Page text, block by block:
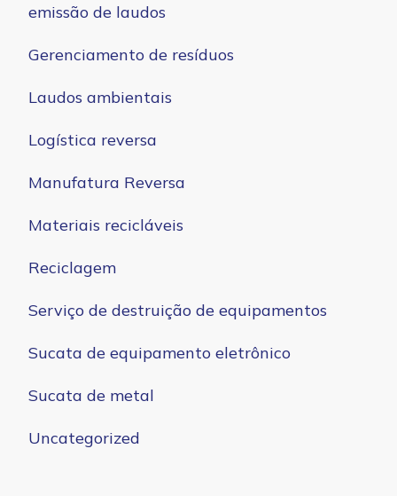
emissão de laudos
Gerenciamento de resíduos
Laudos ambientais
Logística reversa
Manufatura Reversa
Materiais recicláveis
Reciclagem
Serviço de destruição de equipamentos
Sucata de equipamento eletrônico
Sucata de metal
Uncategorized